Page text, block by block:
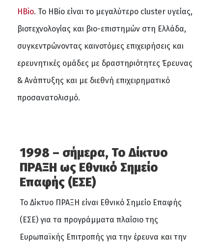
HBio. Το HBio είναι το μεγαλύτερο cluster υγείας,
βιοτεχνολογίας και βιο-επιστημών στη Ελλάδα,
συγκεντρώνοντας καινοτόμες επιχειρήσεις και
ερευνητικές ομάδες με δραστηριότητες Έρευνας
& Ανάπτυξης και με διεθνή επιχειρηματικό
προσανατολισμό.
1998 – σήμερα, Το Δίκτυο
ΠΡΑΞΗ ως Εθνικό Σημείο
Επαφής (ΕΣΕ)
Το Δίκτυο ΠΡΑΞΗ είναι Εθνικό Σημείο Επαφής
(ΕΣΕ) για τα προγράμματα πλαίσιο της
Ευρωπαϊκής Επιτροπής για την έρευνα και την